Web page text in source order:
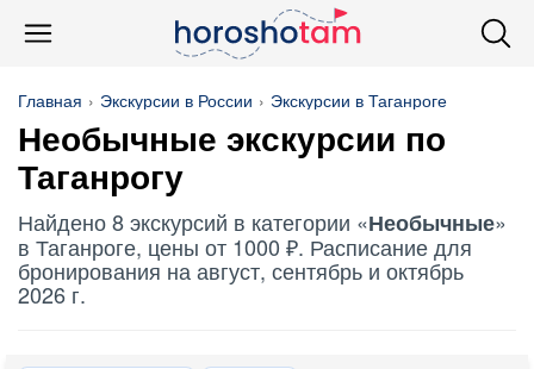
Главная Экскурсии в России Экскурсии в Таганроге
Необычные экскурсии по
Таганрогу
Найдено 8 экскурсий в категории «Необычные»
в Таганроге, цены от 1000 ₽. Расписание для
бронирования на август, сентябрь и октябрь
2026 г.